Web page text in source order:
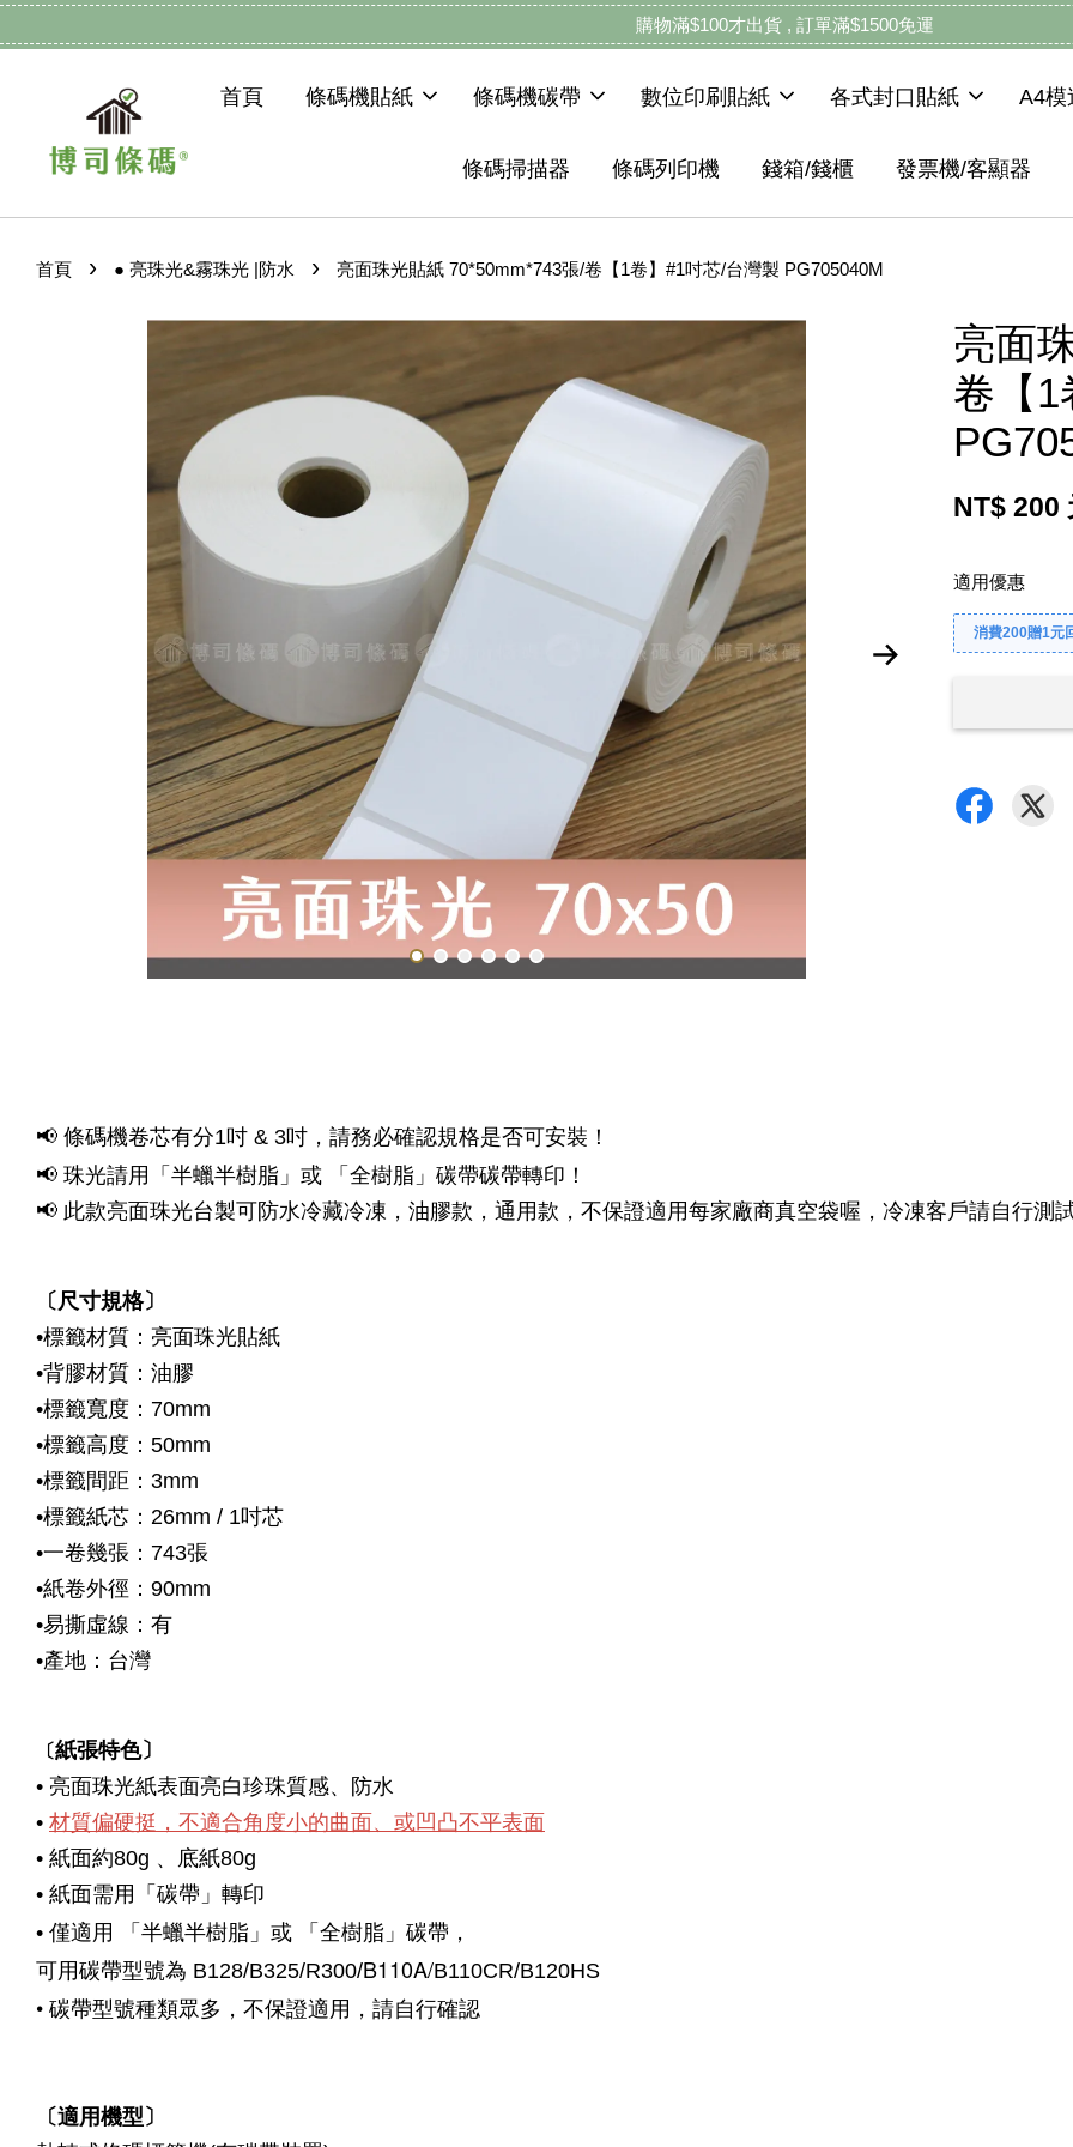
購物滿$100才出貨 , 訂單滿$1500免運
首頁 條碼機貼紙 條碼機碳帶 數位印刷貼紙 各式封口貼紙 A4模
條碼掃描器 條碼列印機 錢箱/錢櫃 發票機/客顯器
首頁 › ● 亮珠光&霧珠光 |防水 › 亮面珠光貼紙 70*50mm*743張/卷【1卷】#1吋芯/台灣製 PG705040M
亮面
卷【1
NT$ 200
適用優惠
消費200贈1元
📢 條碼機卷芯有分1吋 & 3吋，請務必確認規格是否可安裝！
📢 珠光請用
「半蠟半樹脂」或 「全樹脂」碳帶碳帶轉印！
📢 此款亮面珠光台製可防水冷藏冷凍，油膠款，通用款， 不保證適用每家廠商真空袋喔， 冷凍客戶請自行測
〔尺寸規格〕
•標籤材質：亮面珠光貼紙
•背膠材質：油膠
•標籤寬度：70mm
•標籤高度：50mm
•標籤間距：3mm
•標籤紙芯：26mm / 1吋芯
•一卷幾張：743張
•紙卷外徑：90mm
•易撕虛線：有
•產地：台灣
〔紙張特色〕
• 亮面珠光紙表面亮白珍珠質感、防水
• 材質偏硬挺，不適合角度小的曲面、或凹凸不平表面
• 紙面約80g 、底紙80g
• 紙面需用「碳帶」轉印
• 僅適用
「半蠟半樹脂」或 「全樹脂」碳帶，
可用碳帶型號為 B128/B325/R300/B110A/B110CR/B120HS
• 碳帶型號種類眾多，不保證適用，請自行確認
〔適用機型〕